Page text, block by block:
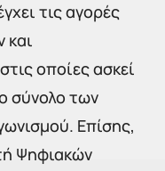
τις αγορές
και
οποίες ασκεί
σύνολο των
Επίσης,
Ψηφιακών